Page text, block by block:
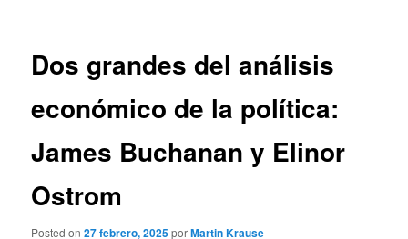
Dos grandes del análisis
económico de la política:
James Buchanan y Elinor
Ostrom
Posted on27 febrero, 2025porMartin Krause